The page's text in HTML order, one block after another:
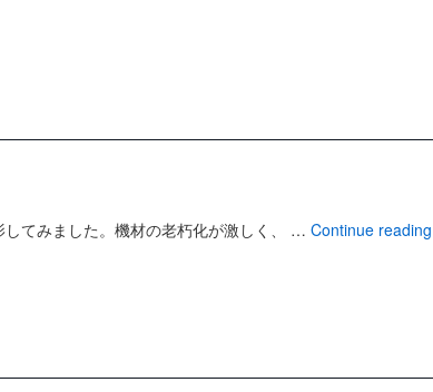
てみました。機材の老朽化が激しく、 … Continue reading